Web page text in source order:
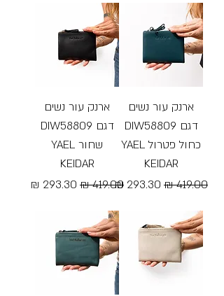
ארנק עור נשים
דגם DIW58809
כחול פטרול YAEL
KEIDAR
מחיר רגיל מחיר מבצע
ארנק עור נשים
דגם DIW58809
שחור YAEL
KEIDAR
מחיר רגיל מחיר מבצע